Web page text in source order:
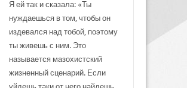
Я ей так и сказала: «Ты
нуждаешься в том, чтобы он
издевался над тобой, поэтому
ты живешь с ним. Это
называется мазохистский
жизненный сценарий. Если